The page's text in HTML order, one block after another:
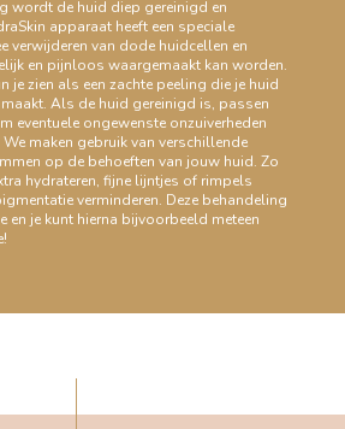
wordt de huid diep gereinigd en
apparaat heeft een speciale
verwijderen van dode huidcellen en
en pijnloos waargemaakt kan worden.
je zien als een zachte peeling die je huid
Als de huid gereinigd is, passen
eventuele ongewenste onzuiverheden
We maken gebruik van verschillende
op de behoeften van jouw huid. Zo
hydrateren, fijne lijntjes of rimpels
verminderen. Deze behandeling
en je kunt hierna bijvoorbeeld meteen